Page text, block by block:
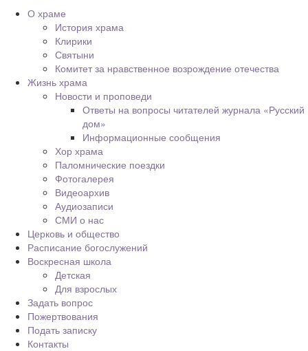
О храме
История храма
Клирики
Святыни
Комитет за нравственное возрождение отечества
Жизнь храма
Новости и проповеди
Ответы на вопросы читателей журнала «Русский
дом»
Информационные сообщения
Хор храма
Паломнические поездки
Фотогалерея
Видеоархив
Аудиозаписи
СМИ о нас
Церковь и общество
Расписание богослужений
Воскресная школа
Детская
Для взрослых
Задать вопрос
Пожертвования
Подать записку
Контакты